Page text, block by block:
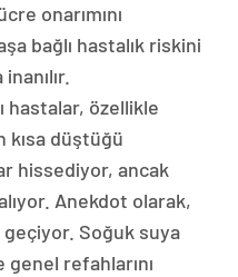
onarımını
bağlı hastalık riskini
hastalar, özellikle
kısa düştüğü
hissediyor, ancak
Anekdot olarak,
geçiyor. Soğuk suya
genel refahlarını